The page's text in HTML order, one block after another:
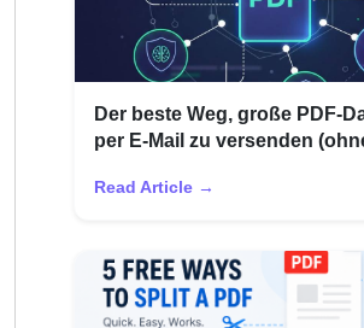
Der beste Weg, große PDF-
per E-Mail zu versenden
Read Article →